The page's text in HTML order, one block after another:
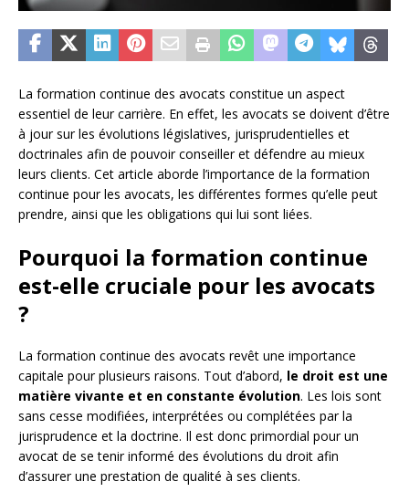
La formation continue des avocats constitue un aspect
essentiel de leur carrière. En effet, les avocats se doivent d’être
à jour sur les évolutions législatives, jurisprudentielles et
doctrinales afin de pouvoir conseiller et défendre au mieux
leurs clients. Cet article aborde l’importance de la formation
continue pour les avocats, les différentes formes qu’elle peut
prendre, ainsi que les obligations qui lui sont liées.
Pourquoi la formation continue
est-elle cruciale pour les avocats
?
La formation continue des avocats revêt une importance
capitale pour plusieurs raisons. Tout d’abord, le droit est une
matière vivante et en constante évolution. Les lois sont
sans cesse modifiées, interprétées ou complétées par la
jurisprudence et la doctrine. Il est donc primordial pour un
avocat de se tenir informé des évolutions du droit afin
d’assurer une prestation de qualité à ses clients.